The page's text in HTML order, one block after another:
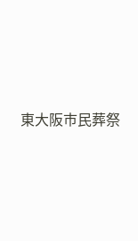
東大阪市民葬祭